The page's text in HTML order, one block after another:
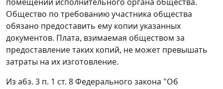
Общество по требованию участника общества
обязано предоставить ему копии указанных
документов. Плата, взимаемая обществом за
предоставление таких копий, не может превышать
затраты на их изготовление.
Из абз. 3 п. 1 ст. 8 Федерального закона "Об